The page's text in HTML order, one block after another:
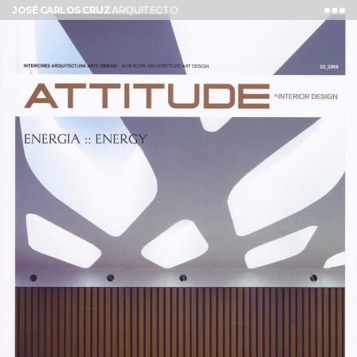
JOSÉ CARLOS CRUZ ARQUITECTO